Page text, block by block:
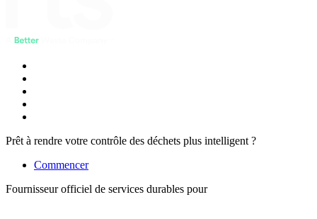
Prêt à rendre votre contrôle des déchets plus intelligent ?
Commencer
Fournisseur officiel de services durables pour